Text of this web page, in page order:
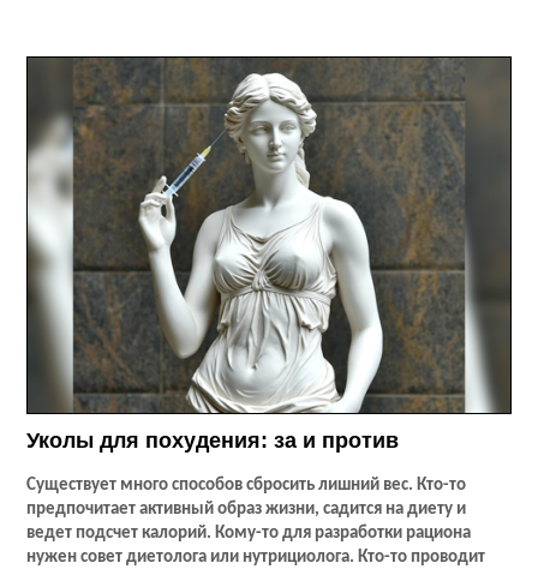
Уколы для похудения: за и против
Существует много способов сбросить лишний вес. Кто-то
предпочитает активный образ жизни, садится на диету и
ведет подсчет калорий. Кому-то для разработки рациона
нужен совет диетолога или нутрициолога. Кто-то проводит